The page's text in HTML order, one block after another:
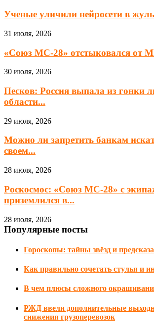
Ученые уличили нейросети в
31 июля, 2026
«Союз МС-28» отстыковался от
30 июля, 2026
Песков: Россия выпала из гонки
области...
29 июля, 2026
Можно ли запретить банкам
своем...
28 июля, 2026
Роскосмос: «Союз МС-28» с
приземлился в...
28 июля, 2026
Популярные посты
Гороскопы: тайны звёзд и
Как правильно сочетать стулья и
В чем плюсы сложного
РЖД ввели дополнительные
снижения грузоперевозок